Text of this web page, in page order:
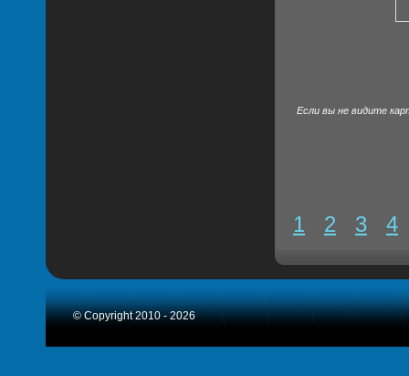
Если вы не видите
1 2 3 4
© Copyright 2010 - 2026